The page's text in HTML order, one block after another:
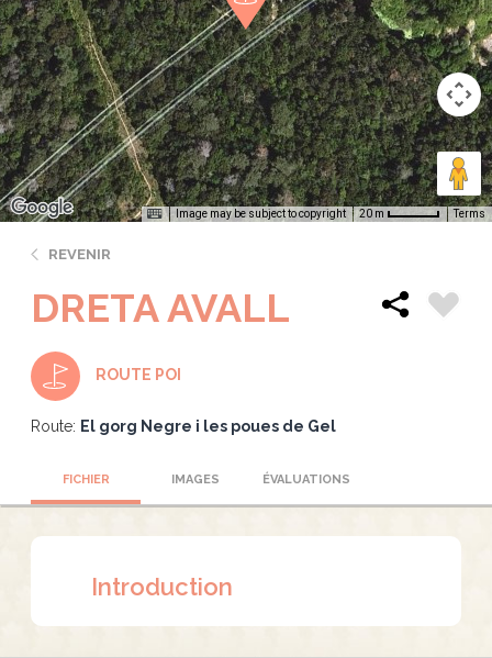
Image may be subject to copyright 20 m Terms
REVENIR
DRETA AVALL
ROUTE POI
Route: El gorg Negre i les poues de Gel
FICHIER IMAGES ÉVALUATIONS
Introduction